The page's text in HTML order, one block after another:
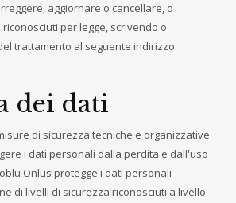
aggiornare o cancellare, o
per legge, scrivendo o
trattamento al seguente indirizzo
dei dati
di sicurezza tecniche e organizzative
i dati personali dalla perdita e dall'uso
Onlus protegge i dati personali
di livelli di sicurezza riconosciuti a livello